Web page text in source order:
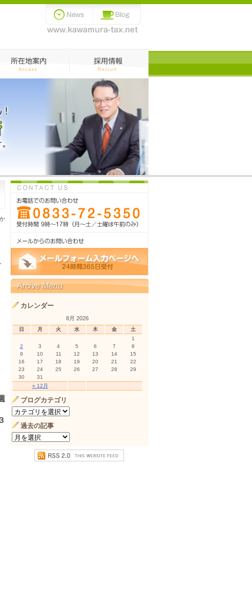
カレンダー
8月 2026
日 月 火 水 木 金 土
« 12月
1
2
3 4 5 6 7
8
9
10 11 12 13 14
15
16
17 18 19 20 21
22
23
24 25 26 27 28
29
30
31
ブログカテゴリ
過去の記事